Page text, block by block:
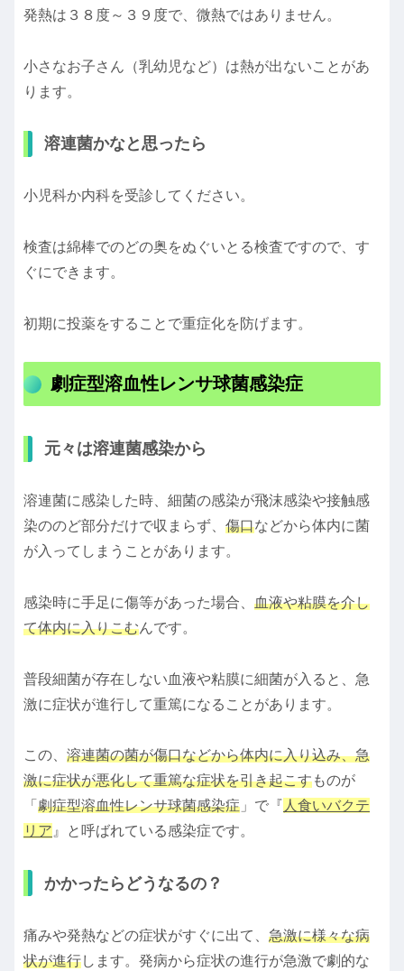
発熱は３８度～３９度で、微熱ではありません。
小さなお子さん（乳幼児など）は熱が出ないことがあ
ります。
溶連菌かなと思ったら
小児科か内科を受診してください。
検査は綿棒でのどの奥をぬぐいとる検査ですので、す
ぐにできます。
初期に投薬をすることで重症化を防げます。
劇症型溶血性レンサ球菌感染症
元々は溶連菌感染から
溶連菌に感染した時、細菌の感染が飛沫感染や接触感
染ののど部分だけで収まらず、 傷口などから体内に菌
が入ってしまうことがあります。
感染時に手足に傷等があった場合、 血液や粘膜を介し
て体内に入りこむんです。
普段細菌が存在しない血液や粘膜に細菌が入ると、急
激に症状が進行して重篤になることがあります。
この、 溶連菌の菌が傷口などから体内に入り込み、急
激に症状が悪化して重篤な症状を引き起こすものが
「 劇症型溶血性レンサ球菌感染症 」で『 人食いバクテ
リア』と呼ばれている感染症です。
かかったらどうなるの？
痛みや発熱などの症状がすぐに出て、 急激に様々な病
状が進行します。発病から症状の進行が急激で劇的な